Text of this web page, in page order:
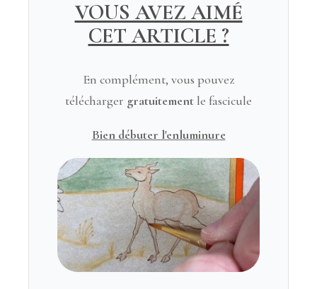
VOUS AVEZ AIMÉ
CET ARTICLE ?
En complément, vous pouvez
télécharger gratuitementle fascicule
Bien débuter l'enluminure